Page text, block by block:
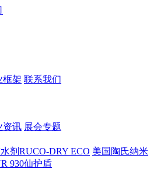
框架 联系我们
资讯 展会专题
剂RUCO-DRY ECO 美国陶氏纳米
930仙护盾